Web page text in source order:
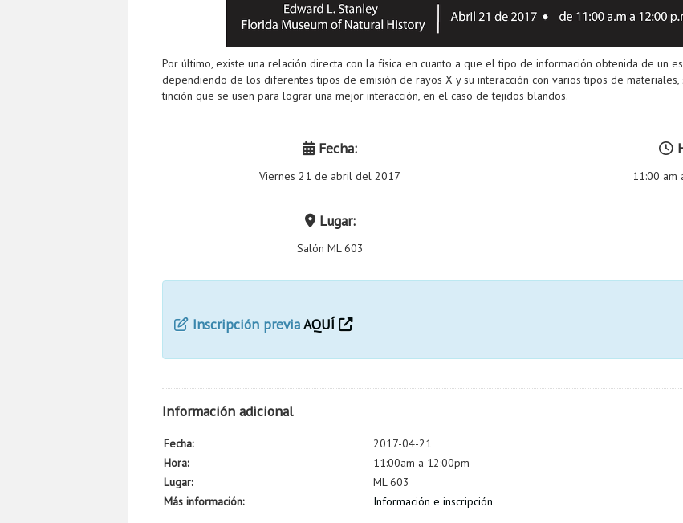
Por último, existe una relación directa con la física en cuanto a que el tipo de información obtenida de un
dependiendo de los diferentes tipos de emisión de rayos X y su interacción con varios tipos de materiales,
tinción que se usen para lograr una mejor interacción, en el caso de tejidos blandos.
Fecha:
Viernes 21 de abril del 2017
Lugar:
Salón ML 603
11:00 am
Inscripción previaAQUÍ
Información adicional
Fecha:
2017-04-21
Hora:
11:00am a 12:00pm
Lugar:
ML 603
Más información:
Información e inscripción